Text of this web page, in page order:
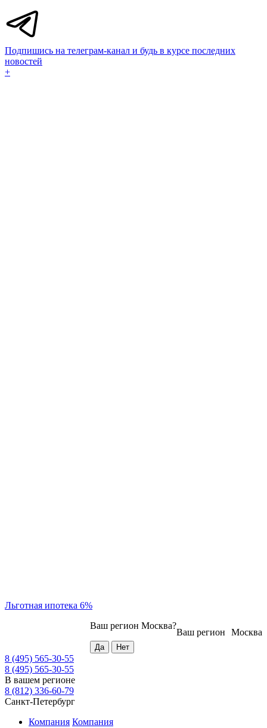
Подпишись на телеграм-канал и будь в курсе последних
новостей
+
Льготная ипотека 6%
Москва
Ваш регион
Ваш регион Москва?
8 (495) 565-30-55
8 (495) 565-30-55
В вашем регионе
8 (812) 336-60-79
Санкт-Петербург
Компания Компания